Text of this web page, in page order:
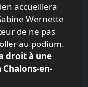
accueillera
Wernette
de ne pas
au podium.
droit à une
en-